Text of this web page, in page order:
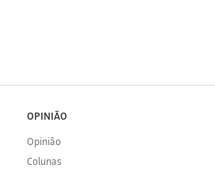
OPINIÃO
Opinião
Colunas